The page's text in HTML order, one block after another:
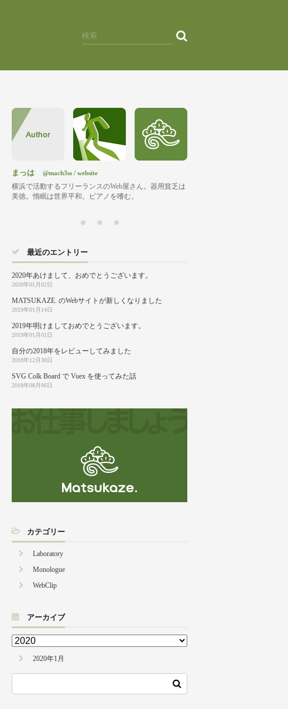
まっは @mach3ss/ website
横浜で活動するフリーランスのWeb屋さん。器用貧乏は
美徳。惰眠は世界平和。ピアノを嗜む。
最近のエントリー
2020年あけまして、おめでとうございます。
2020年01月02日
MATSUKAZE. のWebサイトが新しくなりました
2019年01月14日
2019年明けましておめでとうございます。
2019年01月01日
自分の2018年をレビューしてみました
2018年12月30日
SVG Colk Board で Vuex を使ってみた話
2018年08月06日
カテゴリー
Laboratory
Monologue
WebClip
アーカイブ
2020年1月